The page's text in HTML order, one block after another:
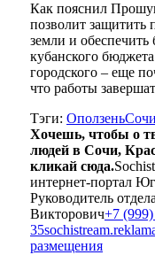
Как пояснил
позволит защитить
земли и обеспечить
кубанского
городского – еще
что работы
Тэги: ОползеньСочи
Хочешь, чтобы о
людей в Сочи,
кликай сюда.
интернет-портал
Руководитель
Викторович+7
35
размещения